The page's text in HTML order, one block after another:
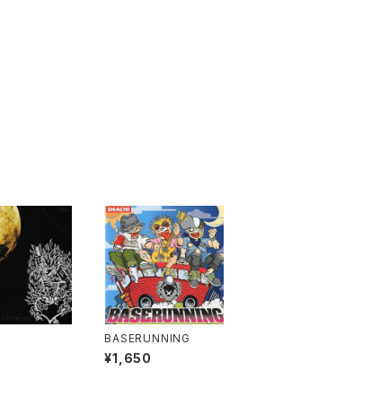
BASERUNNING
¥1,650